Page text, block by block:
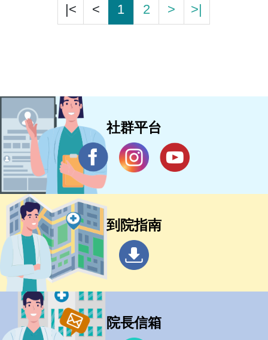
|< < 1 2 > >|
社群平台
到院指南
院長信箱